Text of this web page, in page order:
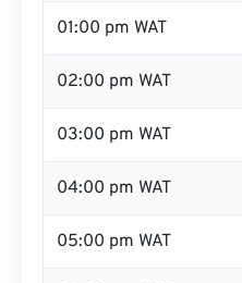
01:00 pm WAT
02:00 pm WAT
03:00 pm WAT
04:00 pm WAT
05:00 pm WAT